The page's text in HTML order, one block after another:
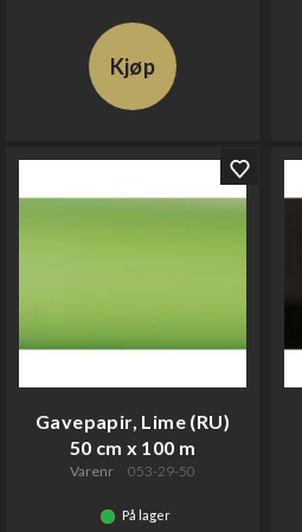
Kjøp
Gavepapir, Lime (RU)
50 cm x 100 m
Varenr 053-29-50
På lager